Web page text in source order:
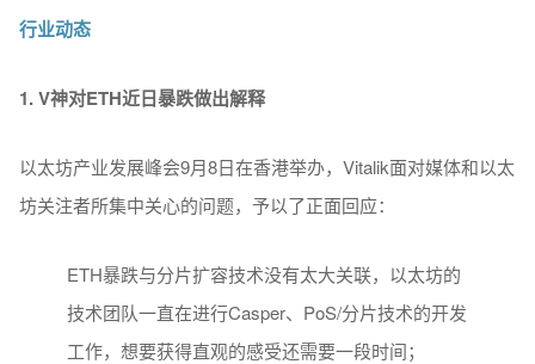
行业动态
1. V神对ETH近日暴跌做出解释
以太坊产业发展峰会9月8日在香港举办，Vitalik面对媒体和以太
坊关注者所集中关心的问题，予以了正面回应：
ETH暴跌与分片扩容技术没有太大关联，以太坊的
技术团队一直在进行Casper、PoS/分片技术的开发
工作，想要获得直观的感受还需要一段时间；